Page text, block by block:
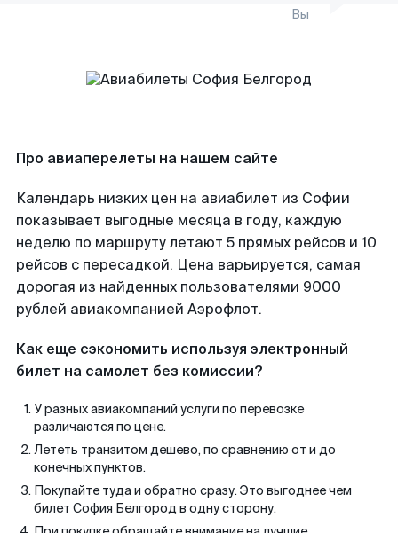
Вы
Про авиаперелеты на нашем сайте
Календарь низких цен на авиабилет из Софии
показывает выгодные месяца в году, каждую
неделю по маршруту летают 5 прямых рейсов и 10
рейсов с пересадкой. Цена варьируется, самая
дорогая из найденных пользователями 9000
рублей авиакомпанией Аэрофлот.
Как еще сэкономить используя электронный
билет на самолет без комиссии?
У разных авиакомпаний услуги по перевозке
различаются по цене.
Лететь транзитом дешево, по сравнению от и до
конечных пунктов.
Покупайте туда и обратно сразу. Это выгоднее чем
билет София Белгород в одну сторону.